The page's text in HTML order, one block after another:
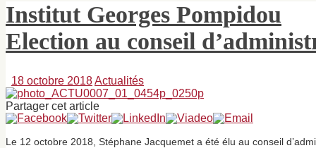
Institut Georges Pompidou
Election au conseil
18 octobre 2018Actualités
Partager cet article
Le 12 octobre 2018, Stéphane Jacquemet a été élu au conseil